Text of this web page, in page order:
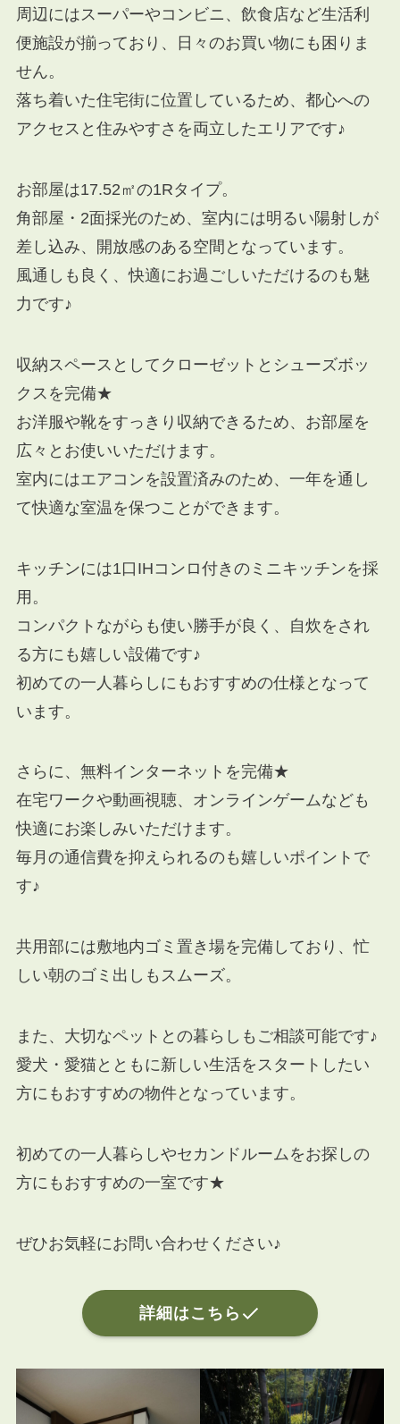
周辺にはスーパーやコンビニ、飲食店など生活利
便施設が揃っており、日々のお買い物にも困りま
せん。
落ち着いた住宅街に位置しているため、都心への
アクセスと住みやすさを両立したエリアです♪
お部屋は17.52㎡の1Rタイプ。
角部屋・2面採光のため、室内には明るい陽射しが
差し込み、開放感のある空間となっています。
風通しも良く、快適にお過ごしいただけるのも魅
力です♪
収納スペースとしてクローゼットとシューズボッ
クスを完備★
お洋服や靴をすっきり収納できるため、お部屋を
広々とお使いいただけます。
室内にはエアコンを設置済みのため、一年を通し
て快適な室温を保つことができます。
キッチンには1口IHコンロ付きのミニキッチンを採
用。
コンパクトながらも使い勝手が良く、自炊をされ
る方にも嬉しい設備です♪
初めての一人暮らしにもおすすめの仕様となって
います。
さらに、無料インターネットを完備★
在宅ワークや動画視聴、オンラインゲームなども
快適にお楽しみいただけます。
毎月の通信費を抑えられるのも嬉しいポイントで
す♪
共用部には敷地内ゴミ置き場を完備しており、忙
しい朝のゴミ出しもスムーズ。
また、大切なペットとの暮らしもご相談可能です♪
愛犬・愛猫とともに新しい生活をスタートしたい
方にもおすすめの物件となっています。
初めての一人暮らしやセカンドルームをお探しの
方にもおすすめの一室です★
ぜひお気軽にお問い合わせください♪
詳細はこちら